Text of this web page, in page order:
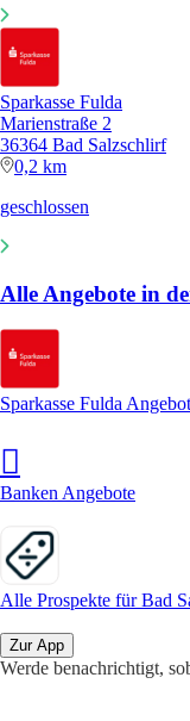
Sparkasse Fulda
Marienstraße 2
36364 Bad Salzschlirf
0,2 km
geschlossen
Alle Angebote in
Sparkasse Fulda
Banken Angebote
Alle Prospekte für Bad
Zur App
Werde benachrichtigt,